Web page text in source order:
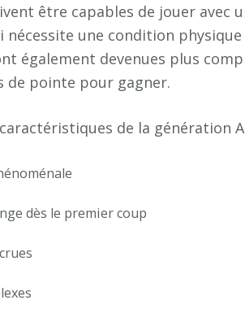
être capables de jouer avec
nécessite une condition
également devenues plus
de pointe pour gagner.
de la génération
dès le premier coup